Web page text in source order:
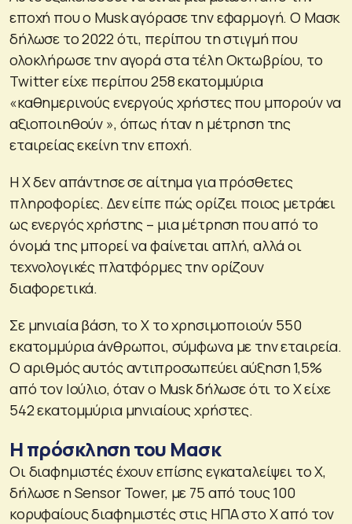
εποχή που ο Musk αγόρασε την εφαρμογή. Ο Μασκ
δήλωσε το 2022 ότι, περίπου τη στιγμή που
ολοκλήρωσε την αγορά στα τέλη Οκτωβρίου, το
Twitter είχε περίπου 258 εκατομμύρια
«καθημερινούς ενεργούς χρήστες που μπορούν να
αξιοποιηθούν », όπως ήταν η μέτρηση της
εταιρείας εκείνη την εποχή.
Η X δεν απάντησε σε αίτημα για πρόσθετες
πληροφορίες. Δεν είπε πώς ορίζει ποιος μετράει
ως ενεργός χρήστης – μια μέτρηση που από το
όνομά της μπορεί να φαίνεται απλή, αλλά οι
τεχνολογικές πλατφόρμες την ορίζουν
διαφορετικά.
Σε μηνιαία βάση, το X το χρησιμοποιούν 550
εκατομμύρια άνθρωποι, σύμφωνα με την εταιρεία.
Ο αριθμός αυτός αντιπροσωπεύει αύξηση 1,5%
από τον Ιούλιο, όταν ο Musk δήλωσε ότι το X είχε
542 εκατομμύρια μηνιαίους χρήστες.
Η πρόσκληση του Μασκ
Οι διαφημιστές έχουν επίσης εγκαταλείψει το X,
δήλωσε η Sensor Tower, με 75 από τους 100
κορυφαίους διαφημιστές στις ΗΠΑ στο X από τον